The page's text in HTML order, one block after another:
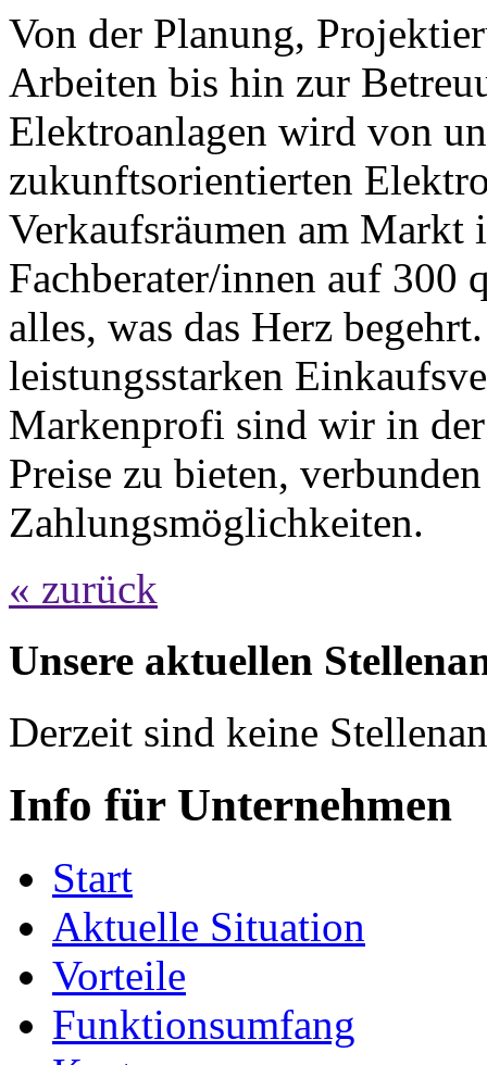
Von der Planung,
Arbeiten bis hin zur
Elektroanlagen wird von
zukunftsorientierten
Verkaufsräumen am Markt
Fachberater/innen auf
alles, was das Herz
leistungsstarken
Markenprofi sind wir in
Preise zu bieten,
Zahlungsmöglichkeiten.
« zurück
Unsere aktuellen
Derzeit sind keine
Info für Unternehmen
Start
Aktuelle Situation
Vorteile
Funktionsumfang